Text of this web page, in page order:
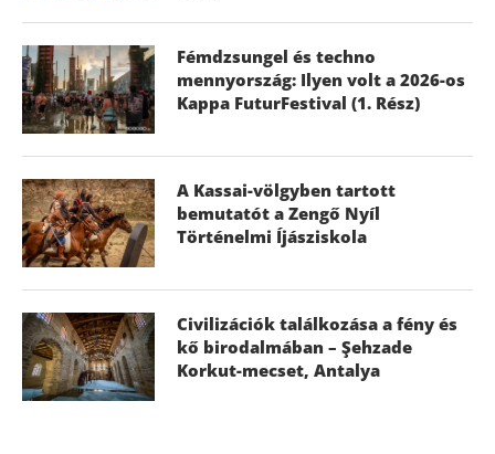
Fémdzsungel és techno
mennyország: Ilyen volt a 2026-os
Kappa FuturFestival (1. Rész)
A Kassai-völgyben tartott
bemutatót a Zengő Nyíl
Történelmi Íjásziskola
Civilizációk találkozása a fény és
kő birodalmában – Şehzade
Korkut-mecset, Antalya